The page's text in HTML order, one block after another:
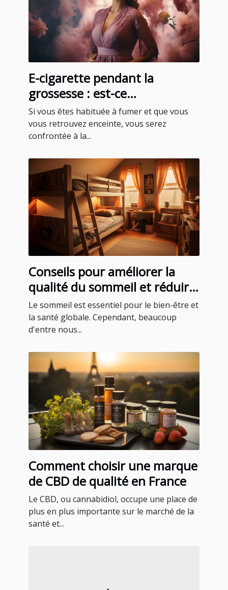
E-cigarette pendant la
grossesse : est-ce
recommandable ?
Si vous êtes habituée à fumer et que vous
vous retrouvez enceinte, vous serez
confrontée à la...
Conseils pour améliorer la
qualité du sommeil et réduire
le ronflement
Le sommeil est essentiel pour le bien-être et
la santé globale. Cependant, beaucoup
d'entre nous...
Comment choisir une marque
de CBD de qualité en France
Le CBD, ou cannabidiol, occupe une place de
plus en plus importante sur le marché de la
santé et...